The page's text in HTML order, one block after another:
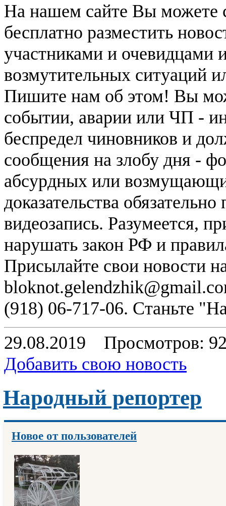
На нашем сайте Вы можете
бесплатно разместить
участниками и очевидцами
возмутительных ситуаций
Пишите нам об этом! Вы
событии, аварии или ЧП -
беспредел чиновников и
сообщения на злобу дня -
абсурдных или
доказательства
видеозапись. Разумеется,
нарушать закон РФ и
Присылайте свои новости
(918) 06-717-06. Станьте
29.08.2019
Просмотров:
Добавить свою новость
Народный репортер
Новое от пользователей